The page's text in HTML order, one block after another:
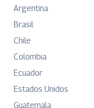
Argentina
Brasil
Chile
Colombia
Ecuador
Estados Unidos
Guatemala